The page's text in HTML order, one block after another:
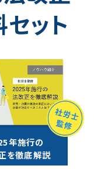
ット
年施行の
を徹底解説